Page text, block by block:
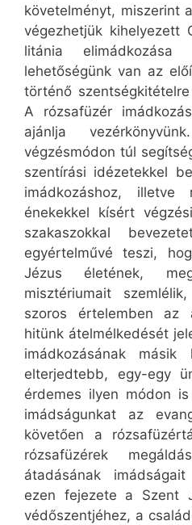
követelményt, miszerint
végezhetjük kihelyezett
litánia
lehetőségünk van az
történő
A rózsafüzér
ajánlja
végzésmódon túl
szentírási idézetekkel
imádkozáshoz,
énekekkel kísért
szakaszokkal
egyértelművé teszi,
Jézus életének,
misztériumait
szoros értelemben az
hitünk átelmélkedését
imádkozásának
elterjedtebb, egy-egy
érdemes ilyen módon is
imádságunkat az
követően a
rózsafüzérek
átadásának
ezen fejezete a Szent
védőszentjéhez, a